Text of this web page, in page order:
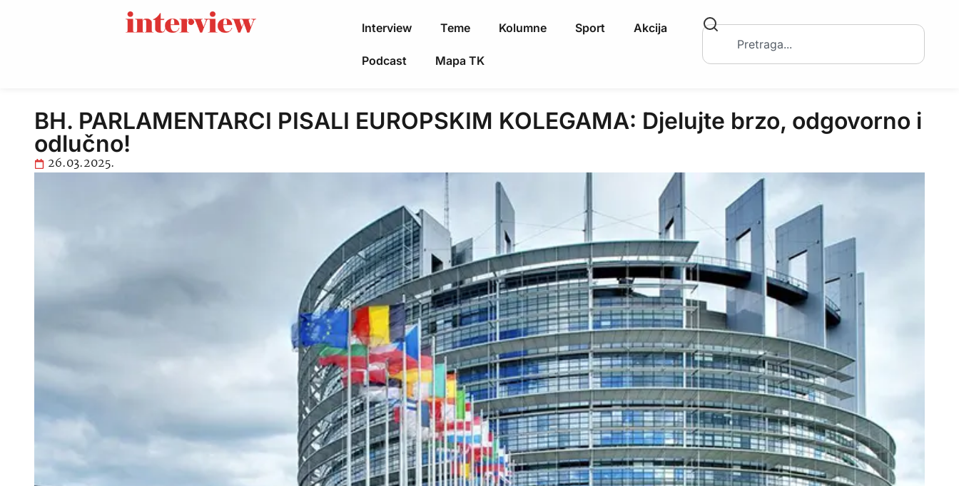
Interview Teme Kolumne Sport Akcija
Podcast Mapa TK
BH. PARLAMENTARCI PISALI EUROPSKIM KOLEGAMA: Djelujte brzo, odgovorno i
odlučno!
26.03.2025.